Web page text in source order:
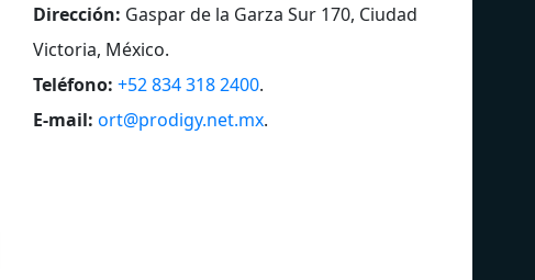
Dirección: Gaspar de la Garza Sur 170, Ciudad
Victoria, México.
Teléfono: +52 834 318 2400.
E-mail: ort@prodigy.net.mx.